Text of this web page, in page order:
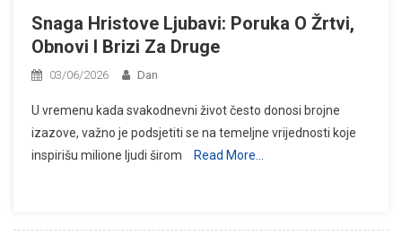
Snaga Hristove Ljubavi: Poruka O Žrtvi,
Obnovi I Brizi Za Druge
03/06/2026 Dan
U vremenu kada svakodnevni život često donosi brojne
izazove, važno je podsjetiti se na temeljne vrijednosti koje
inspirišu milione ljudi širom
Read More…